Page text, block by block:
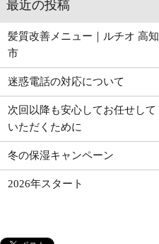
髪質改善メニュー｜ルチオ 高知
市
迷惑電話の対応について
次回以降も安心してお任せして
いただくために
冬の保湿キャンペーン
2026年スタート